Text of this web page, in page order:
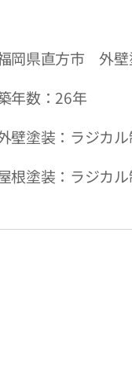
岡県直方市 外
年数：26年
壁塗装：ラジカ
根塗装：ラジカ